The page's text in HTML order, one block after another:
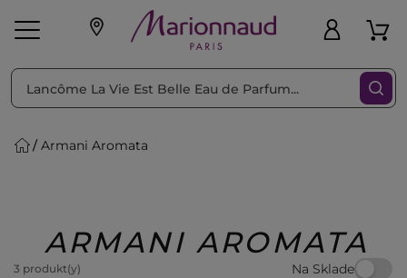
pleť Líčenie
Beauty
Armani Aromata
ARMANI AROMATA
3 produkt(y) Na Sklade
Triediť podľa Filtrovať